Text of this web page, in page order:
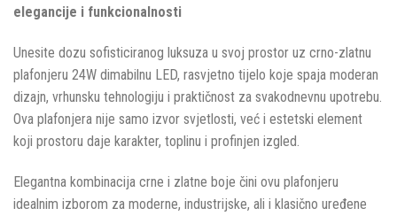
elegancije i funkcionalnosti
Unesite dozu sofisticiranog luksuza u svoj prostor uz crno-zlatnu
plafonjeru 24W dimabilnu LED, rasvjetno tijelo koje spaja moderan
dizajn, vrhunsku tehnologiju i praktičnost za svakodnevnu upotrebu.
Ova plafonjera nije samo izvor svjetlosti, već i estetski element
koji prostoru daje karakter, toplinu i profinjen izgled.
Elegantna kombinacija crne i zlatne boje čini ovu plafonjeru
idealnim izborom za moderne, industrijske, ali i klasično uređene